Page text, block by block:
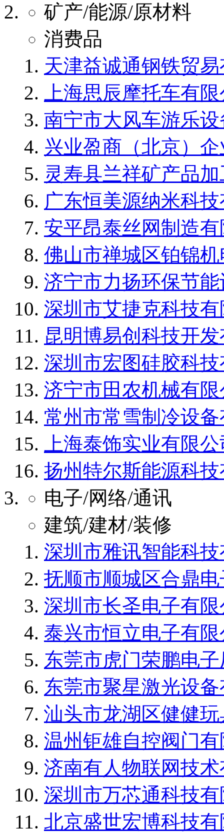
矿产/能源/原材料
消费品
天津益诚通钢铁贸
上海思辰摩托车有
南宁市大风车游乐
兴业盈商（北京）
灵寿县兰祥矿产品
广东恒美源纳米科
安平昂泰丝网制造
佛山市禅城区铂锦
济宁市力扬环保节
深圳市艾捷克科技
昆明博易创科技开
深圳市宏图硅胶科
济宁市田农机械有
常州市常雪制冷设
上海泰饰实业有限
扬州特尔斯能源科
电子/网络/通讯
建筑/建材/装修
深圳市雅讯智能科
抚顺市顺城区合鼎
深圳市长圣电子有
泰兴市恒立电子有
东莞市虎门荣鹏电子
东莞市聚星激光设
汕头市龙湖区健健
温州钜雄自控阀门
济南有人物联网技
深圳市万芯通科技
北京盛世宏博科技